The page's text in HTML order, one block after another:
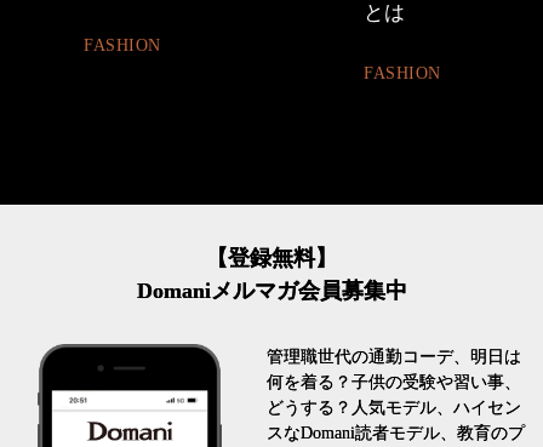
FASHION
とは
FASHION
【登録無料】
Domaniメルマガ会員募集中
管理職世代の通勤コーデ、明日は
何を着る？子供の受験や習い事、
どうする？人気モデル、ハイセン
スなDomani読者モデル、教育のプ